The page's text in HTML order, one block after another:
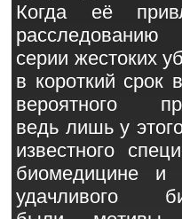
Когда её
серии жестоких
в короткий срок
вероятного
ведь лишь у
известного
биомедицине
удачливого